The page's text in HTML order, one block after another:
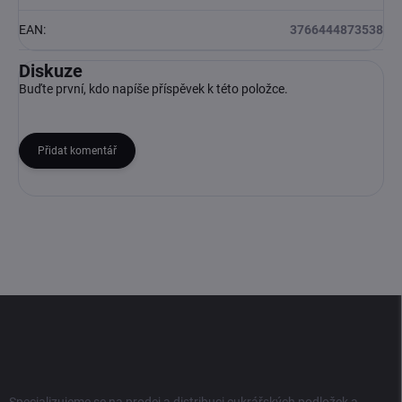
EAN: 3766444873538
Diskuze
Buďte první, kdo napíše příspěvek k této položce.
Přidat komentář